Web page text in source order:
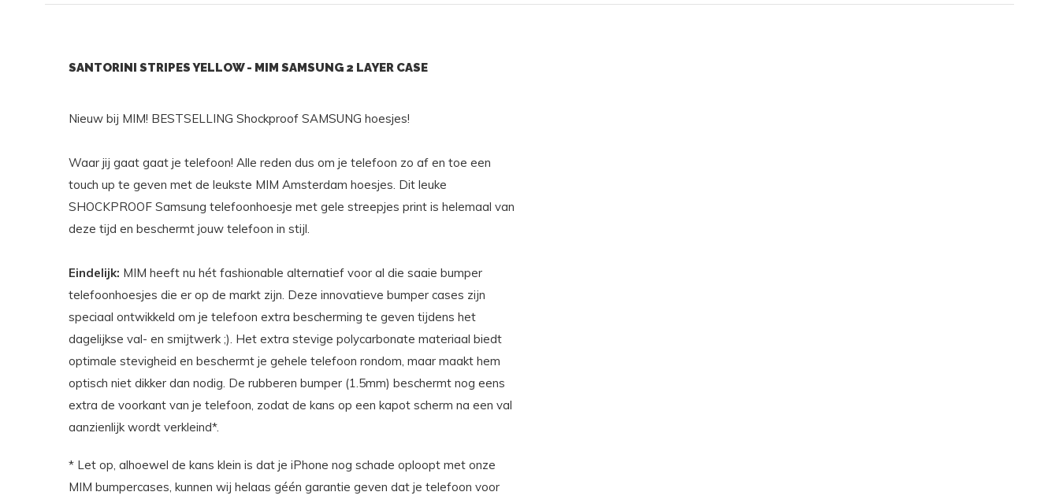
SANTORINI STRIPES YELLOW - MIM SAMSUNG 2 LAYER CASE
Nieuw bij MIM! BESTSELLING Shockproof SAMSUNG hoesjes!
Waar jij gaat gaat je telefoon! Alle reden dus om je telefoon zo af en toe een
touch up te geven met de leukste MIM Amsterdam hoesjes. Dit leuke
SHOCKPROOF Samsung telefoonhoesje met gele streepjes print is helemaal van
deze tijd en beschermt jouw telefoon in stijl.
Eindelijk: MIM heeft nu hét fashionable alternatief voor al die saaie bumper
telefoonhoesjes die er op de markt zijn. Deze innovatieve bumper cases zijn
speciaal ontwikkeld om je telefoon extra bescherming te geven tijdens het
dagelijkse val- en smijtwerk ;). Het extra stevige polycarbonate materiaal biedt
optimale stevigheid en beschermt je gehele telefoon rondom, maar maakt hem
optisch niet dikker dan nodig. De rubberen bumper (1.5mm) beschermt nog eens
extra de voorkant van je telefoon, zodat de kans op een kapot scherm na een val
aanzienlijk wordt verkleind*.
* Let op, alhoewel de kans klein is dat je iPhone nog schade oploopt met onze
MIM bumpercases, kunnen wij helaas géén garantie geven dat je telefoon voor